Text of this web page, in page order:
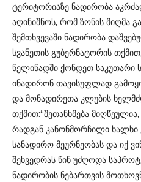
ტერიტორიაზე ნადირობა
აღინიშნოს, რომ ზონის მიღმა
შემთხვევაში ნადირობა
სვანეთის გუბერნატორის
წელიწადში ქონდეთ საკუთარი
ინადირონ თავისუფლად
და მონადირეთა კლუბის
თქმით:“შეთანხმება მიღწეულია,
რადგან კანონმორჩილი ხალხი
სანადირო მეურნეობას და იქ
შეხვედრას წინ უძღოდა
ნადირობის ნებართვის